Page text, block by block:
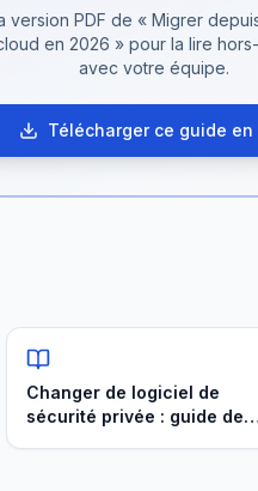
version PDF de « Migrer
en 2026 » pour la lire
avec votre équipe.
Télécharger ce guide en
Changer de logiciel de
sécurité privée : guide de